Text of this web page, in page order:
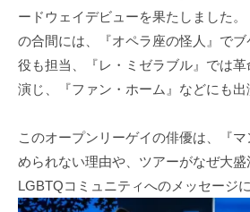
ードウェイデビューを果たしました。
の合間には、『オペラ座の怪人』で
役も担当、『レ・ミゼラブル』では
演じ、『ファン・ホーム』などにも出
このオープンリーゲイの俳優は、『
められない理由や、ツアーがなぜ大
LGBTQコミュニティへのメッセージ